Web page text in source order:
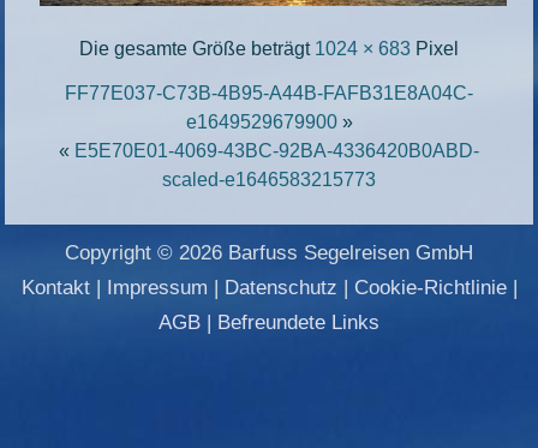
Die gesamte Größe beträgt 1024 × 683 Pixel
FF77E037-C73B-4B95-A44B-FAFB31E8A04C-
e1649529679900»
« E5E70E01-4069-43BC-92BA-4336420B0ABD-
scaled-e1646583215773
Copyright © 2026 Barfuss Segelreisen GmbH
Kontakt| Impressum | Datenschutz | Cookie-Richtlinie|
AGB | Befreundete Links